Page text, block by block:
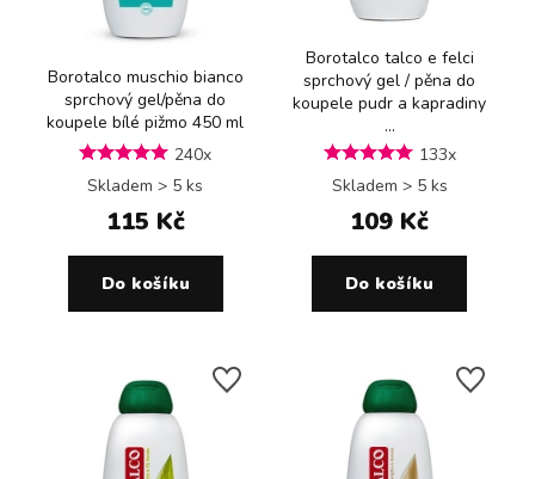
Borotalco muschio bianco
sprchový gel/pěna do
koupele bílé pižmo 450 ml
240x
Skladem > 5 ks
115 Kč
Do košíku
Borotalco talco e felci
sprchový gel / pěna do
koupele pudr a kapradiny
...
133x
Skladem > 5 ks
109 Kč
Do košíku